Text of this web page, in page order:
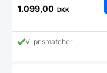
1.099,00 DKK
Vi prismatcher